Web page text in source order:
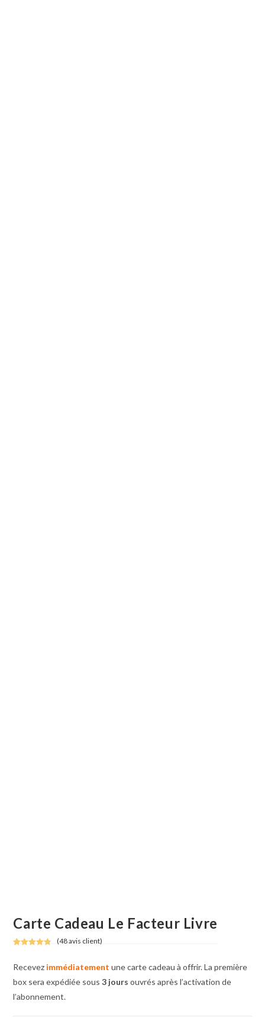
Carte Cadeau Le Facteur Livre
sur 5
notations
client
(48avis client)
Recevez immédiatement une carte cadeau à offrir. La première
box sera expédiée sous3 jours ouvrés après l’activation de
l’abonnement.